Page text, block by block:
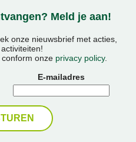
Meld je aan!
onze nieuwsbrief met acties,
onze privacy policy.
E-mailadres